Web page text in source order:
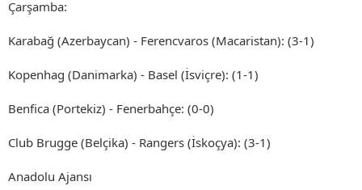
Çarşamba:
Karabağ (Azerbaycan) - Ferencvaros (Macaristan): (3-1)
Kopenhag (Danimarka) - Basel (İsviçre): (1-1)
Benfica (Portekiz) - Fenerbahçe: (0-0)
Club Brugge (Belçika) - Rangers (İskoçya): (3-1)
Anadolu Ajansı